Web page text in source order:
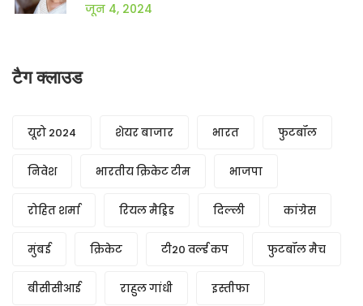
जून 4, 2024
टैग क्लाउड
यूरो 2024 शेयर बाजार भारत फुटबॉल
निवेश भारतीय क्रिकेट टीम भाजपा
रोहित शर्मा रियल मैड्रिड दिल्ली कांग्रेस
मुंबई क्रिकेट टी20 वर्ल्ड कप फुटबॉल मैच
बीसीसीआई राहुल गांधी इस्तीफा